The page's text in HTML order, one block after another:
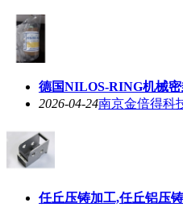
德国NILOS-RING机械
2026-04-24南京金倍得科
任丘压铸加工,任丘铝压